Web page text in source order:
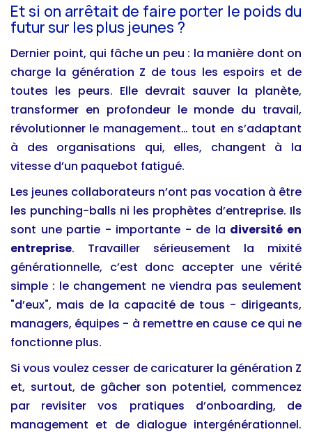
Et si on arrêtait de faire porter le poids du
futur sur les plus jeunes ?
Dernier point, qui fâche un peu : la manière dont on
charge la génération Z de tous les espoirs et de
toutes les peurs. Elle devrait sauver la planète,
transformer en profondeur le monde du travail,
révolutionner le management… tout en s’adaptant
à des organisations qui, elles, changent à la
vitesse d’un paquebot fatigué.
Les jeunes collaborateurs n’ont pas vocation à être
les punching-balls ni les prophètes d’entreprise. Ils
sont une partie - importante - de la diversité en
entreprise. Travailler sérieusement la mixité
générationnelle, c’est donc accepter une vérité
simple : le changement ne viendra pas seulement
"d’eux", mais de la capacité de tous - dirigeants,
managers, équipes - à remettre en cause ce qui ne
fonctionne plus.
Si vous voulez cesser de caricaturer la génération Z
et, surtout, de gâcher son potentiel, commencez
par revisiter vos pratiques d’onboarding, de
management et de dialogue intergénérationnel.